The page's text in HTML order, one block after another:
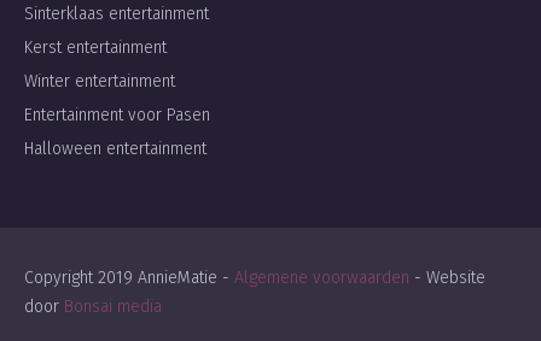
Sinterklaas entertainment
Kerst entertainment
Winter entertainment
Entertainment voor Pasen
Halloween entertainment
Copyright 2019 AnnieMatie - Algemene voorwaarden - Website
door Bonsai media